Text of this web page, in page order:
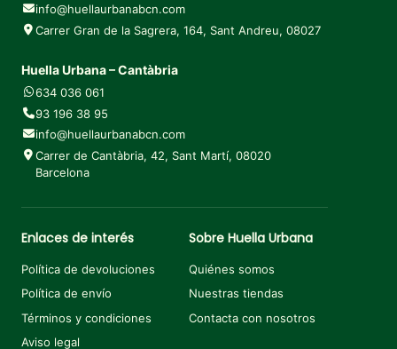
info@huellaurbanabcn.com
Carrer Gran de la Sagrera, 164, Sant Andreu, 08027
Huella Urbana – Cantàbria
634 036 061
93 196 38 95
info@huellaurbanabcn.com
Carrer de Cantàbria, 42, Sant Martí, 08020
Barcelona
Enlaces de interés
Política de devoluciones
Política de envío
Términos y condiciones
Aviso legal
Sobre Huella Urbana
Quiénes somos
Nuestras tiendas
Contacta con nosotros